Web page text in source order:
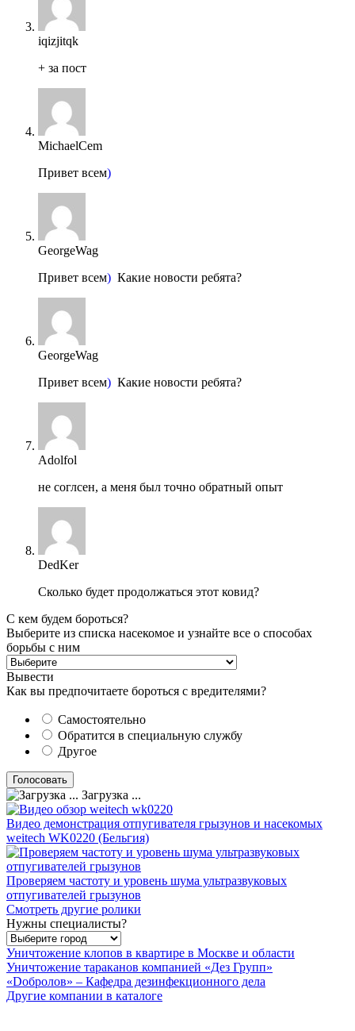
iqizjitqk
+ за пост
MichaelCem
Привет всем)
GeorgeWag
Привет всем) Какие новости ребята?
GeorgeWag
Привет всем) Какие новости ребята?
Adolfol
не соглсен, а меня был точно обратный опыт
DedKer
Сколько будет продолжаться этот ковид?
С кем будем бороться?
Выберите из списка насекомое и узнайте все о способах
борьбы с ним
Вывести
Как вы предпочитаете бороться с вредителями?
Самостоятельно
Обратится в специальную службу
Другое
Загрузка ...
Видео демонстрация отпугивателя грызунов и насекомых
weitech WK0220 (Бельгия)
Проверяем частоту и уровень шума ультразвуковых
отпугивателей грызунов
Смотреть другие ролики
Нужны специалисты?
Уничтожение клопов в квартире в Москве и области
Уничтожение тараканов компанией «Дез Групп»
«Dобролов» – Кафедра дезинфекционного дела
Другие компании в каталоге